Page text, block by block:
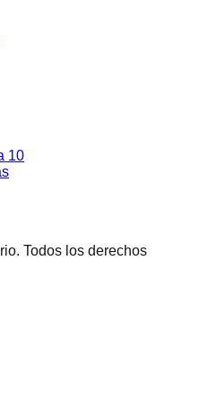
10
Todos los derechos